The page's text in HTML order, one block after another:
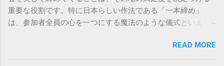
本全国に広範なネットワークを持つ大手運送会社です。特に
重量物や大型の荷物、そして企業間の輸送において圧倒的な
実績を誇ります。 個人で利用する場合、他の宅配業者と少し
いう特徴があります。地域に密着した各拠点が配送をコント
ロールしているため、現場の状況に合わせた柔軟な相談がし
重要な役割です。特に日本らしい作法である「一本締め」
は、参加者全員の心を一つにする魔法のような儀式といえる
「手拍子のリズムに自信がない」と不安を感じる方も多いは
ずです。この記事では、ビジネスからカジュアルな集まりま
READ MORE